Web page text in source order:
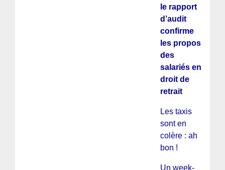
le rapport
d’audit
confirme
les propos
des
salariés en
droit de
retrait
Les taxis
sont en
colère : ah
bon !
Un week-